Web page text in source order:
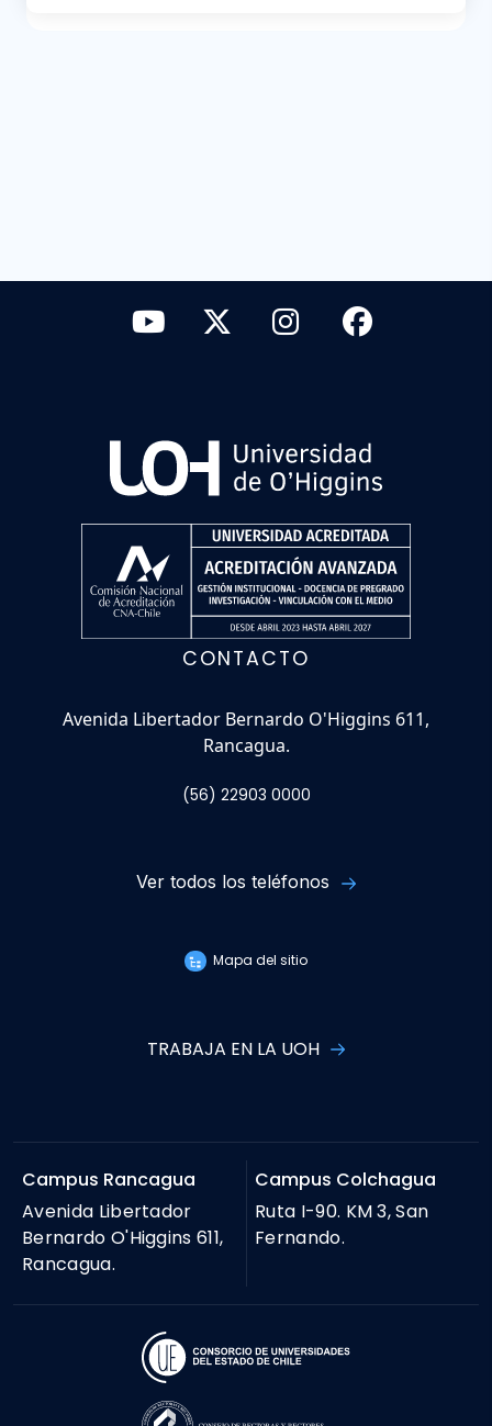
CONTACTO
Avenida Libertador Bernardo O'Higgins 611,
Rancagua.
(56) 22903 0000
Ver todos los teléfonos
Mapa del sitio
TRABAJA EN LA UOH
Campus Rancagua
Avenida Libertador
Bernardo O'Higgins 611,
Rancagua.
Campus Colchagua
Ruta I-90. KM 3, San
Fernando.